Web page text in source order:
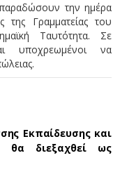
την ημέρα
της Γραμματείας του
Ταυτότητα. Σε
υποχρεωμένοι να
Εκπαίδευσης και
θα διεξαχθεί ως